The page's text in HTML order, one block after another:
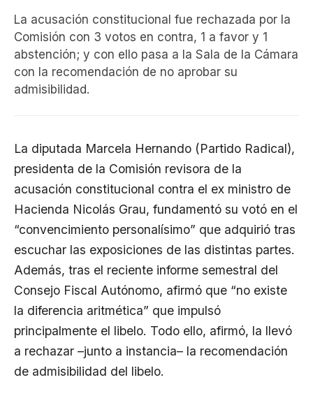
La acusación constitucional fue rechazada por la
Comisión con 3 votos en contra, 1 a favor y 1
abstención; y con ello pasa a la Sala de la Cámara
con la recomendación de no aprobar su
admisibilidad.
La diputada Marcela Hernando (Partido Radical),
presidenta de la Comisión revisora de la
acusación constitucional contra el ex ministro de
Hacienda Nicolás Grau, fundamentó su votó en el
“convencimiento personalísimo” que adquirió tras
escuchar las exposiciones de las distintas partes.
Además, tras el reciente informe semestral del
Consejo Fiscal Autónomo, afirmó que “no existe
la diferencia aritmética” que impulsó
principalmente el libelo. Todo ello, afirmó, la llevó
a rechazar –junto a instancia– la recomendación
de admisibilidad del libelo.